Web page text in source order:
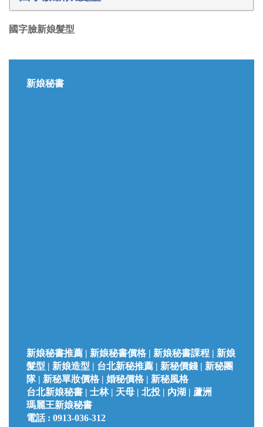
國字臉新娘髮型
新娘秘書
新娘秘書推薦 | 新娘秘書價格 | 新娘秘書課程 | 新娘
髮型 | 新娘造型 | 台北新秘推薦 | 新秘價錢 | 新秘團
隊 | 新秘單妝價格 | 婚秘價格 | 新秘風格
台北新娘秘書 | 士林 | 天母 | 北投 | 內湖 | 蘆洲
瑪麗王新娘秘書
電話 : 0913-036-312